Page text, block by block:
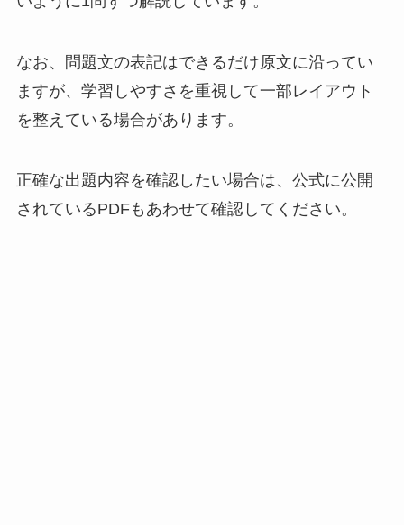
なお、問題文の表記はできるだけ原文に沿ってい
ますが、学習しやすさを重視して一部レイアウト
を整えている場合があります。
正確な出題内容を確認したい場合は、公式に公開
されているPDFもあわせて確認してください。